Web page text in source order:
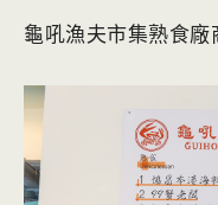
龜吼漁夫市集熟食廠